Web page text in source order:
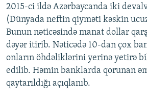
2015-ci ildə Azərbaycanda iki
(Dünyada neftin qiyməti kəskin
Bunun nəticəsində manat dollar
dəyər itirib. Nəticədə 10-dan çox
onların öhdəliklərini yerinə yetirə
edilib. Həmin banklarda qorunan
qaytarıldığı açıqlanıb.